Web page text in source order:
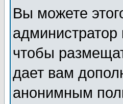
Вы можете
чтобы
дает вам
анонимным